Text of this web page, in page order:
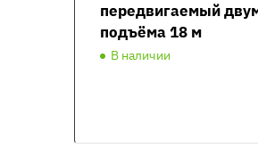
передвигаемый
подъёма 18 м
В наличии